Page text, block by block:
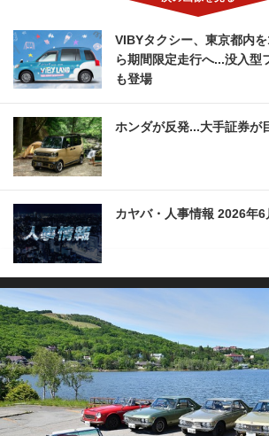
VIBYタクシー、東京都内
ら期間限定走行へ...没入型
も登場
ホンダが反発...大手証券が
カヤバ・人事情報 2026年6